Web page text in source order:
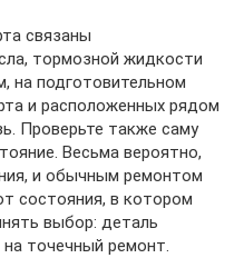
связаны
тормозной жидкости
на подготовительном
и расположенных рядом
Проверьте также саму
Весьма вероятно,
и обычным ремонтом
состояния, в котором
выбор: деталь
точечный ремонт.